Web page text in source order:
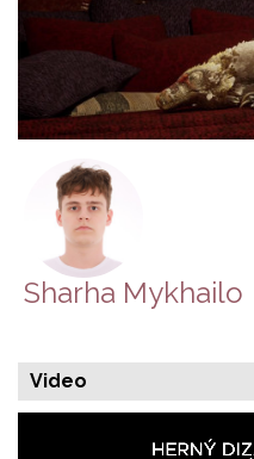
Sharha Mykhailo
Video